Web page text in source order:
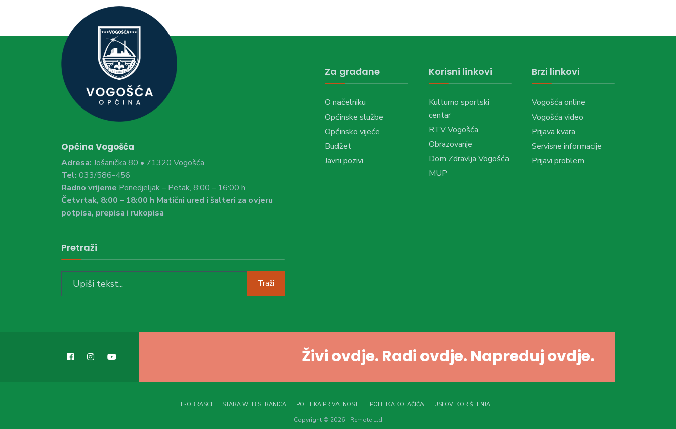
Općina Vogošća
Adresa: Jošanička 80 • 71320 Vogošća
Tel: 033/586-456
Radno vrijeme Ponedjeljak – Petak, 8:00 – 16:00 h
Četvrtak, 8:00 – 18:00 h Matični ured i šalteri za ovjeru
potpisa, prepisa i rukopisa
Pretraži
Traži
Za građane
O načelniku
Općinske službe
Općinsko vijeće
Budžet
Javni pozivi
Korisni linkovi
Kulturno sportski
centar
RTV Vogošća
Obrazovanje
Dom Zdravlja Vogošća
MUP
Brzi linkovi
Vogošća online
Vogošća video
Prijava kvara
Servisne informacije
Prijavi problem
Živi ovdje. Radi ovdje. Napreduj ovdje.
E-OBRASCI STARA WEB STRANICA POLITIKA PRIVATNOSTI POLITIKA KOLAČIĆA USLOVI KORIŠTENJA
Copyright © 2026 - Remote Ltd